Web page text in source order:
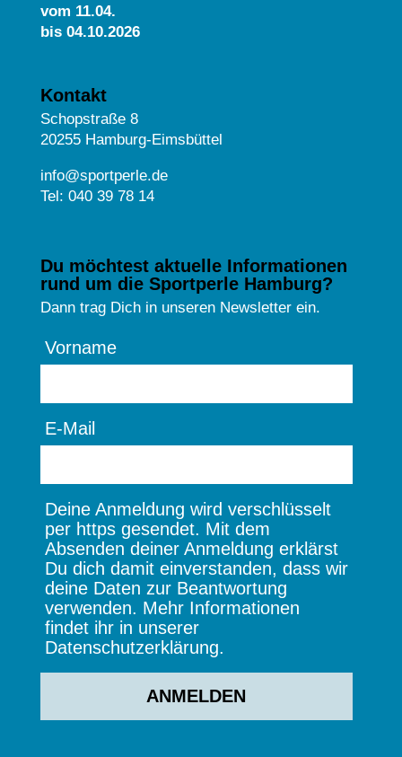
vom 11.04.
bis 04.10.2026
Kontakt
Schopstraße 8
20255 Hamburg-Eimsbüttel
info@sportperle.de
Tel: 040 39 78 14
Du möchtest aktuelle Informationen
rund um die Sportperle Hamburg?
Dann trag Dich in unseren Newsletter ein.
Vorname
E-Mail
Deine Anmeldung wird verschlüsselt
per https gesendet. Mit dem
Absenden deiner Anmeldung erklärst
Du dich damit einverstanden, dass wir
deine Daten zur Beantwortung
verwenden. Mehr Informationen
findet ihr in unserer
Datenschutzerklärung.